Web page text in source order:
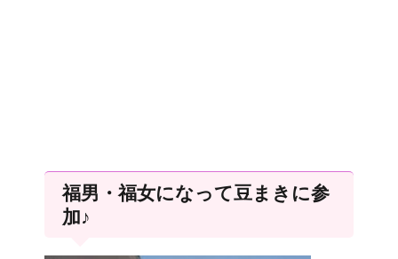
福男・福女になって豆まきに参
加♪